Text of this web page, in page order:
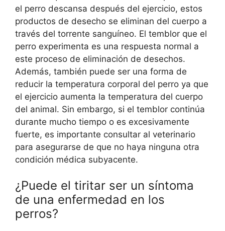
el perro descansa después del ejercicio, estos
productos de desecho se eliminan del cuerpo a
través del torrente sanguíneo. El temblor que el
perro experimenta es una respuesta normal a
este proceso de eliminación de desechos.
Además, también puede ser una forma de
reducir la temperatura corporal del perro ya que
el ejercicio aumenta la temperatura del cuerpo
del animal. Sin embargo, si el temblor continúa
durante mucho tiempo o es excesivamente
fuerte, es importante consultar al veterinario
para asegurarse de que no haya ninguna otra
condición médica subyacente.
¿Puede el tiritar ser un síntoma
de una enfermedad en los
perros?